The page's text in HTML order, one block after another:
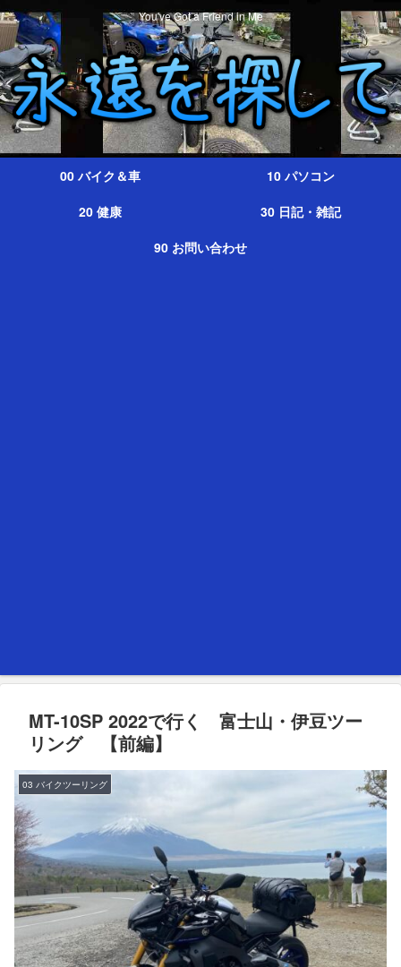
You've Got a Friend in Me
00 バイク＆車
10 パソコン
20 健康
30 日記・雑記
90 お問い合わせ
MT-10SP 2022で行く 富士山・伊豆ツー
リング 【前編】
03 バイクツーリング